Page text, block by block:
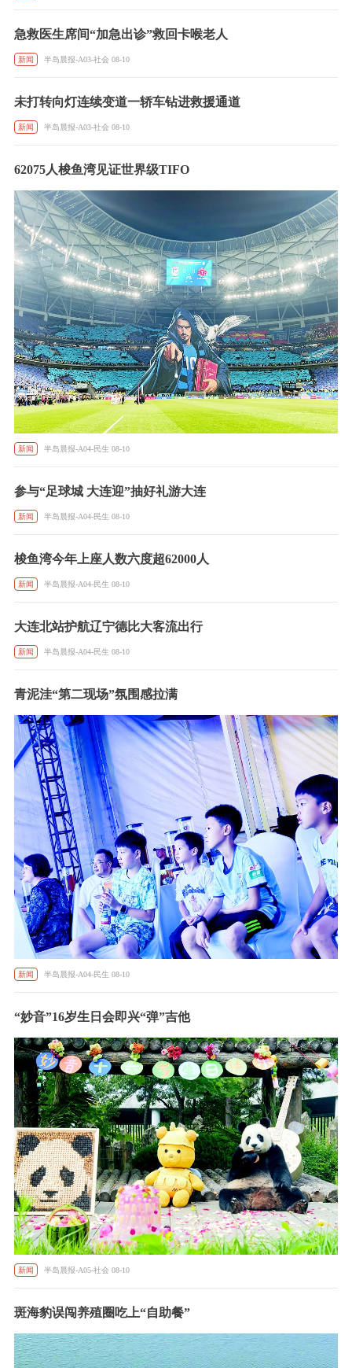
急救医生席间“加急出诊”救回卡喉老人
新闻 半岛晨报-A03-社会 08-10
未打转向灯连续变道一轿车钻进救援通道
新闻 半岛晨报-A03-社会 08-10
62075人梭鱼湾见证世界级TIFO
新闻 半岛晨报-A04-民生 08-10
参与“足球城 大连迎”抽好礼游大连
新闻 半岛晨报-A04-民生 08-10
梭鱼湾今年上座人数六度超62000人
新闻 半岛晨报-A04-民生 08-10
大连北站护航辽宁德比大客流出行
新闻 半岛晨报-A04-民生 08-10
青泥洼“第二现场”氛围感拉满
新闻 半岛晨报-A04-民生 08-10
“妙音”16岁生日会即兴“弹”吉他
新闻 半岛晨报-A05-社会 08-10
斑海豹误闯养殖圈吃上“自助餐”